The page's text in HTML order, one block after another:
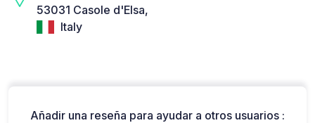
53031 Casole d'Elsa,
Italy
Añadir una reseña para ayudar a otros usuarios :